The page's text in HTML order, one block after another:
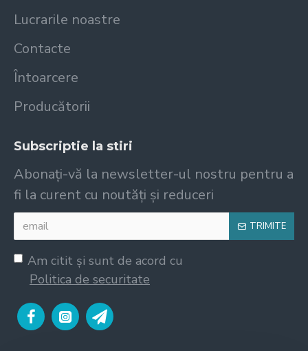
Lucrarile noastre
Contacte
Întoarcere
Producătorii
Subscriptie la stiri
Abonați-vă la newsletter-ul nostru pentru a
fi la curent cu noutăți și reduceri
TRIMITE
Am citit şi sunt de acord cu
Politica de securitate